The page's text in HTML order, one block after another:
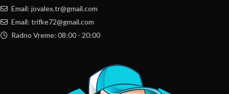
Email: jovalex.tr@gmail.com
Email: trifke72@gmail.com
Radno Vreme: 08:00 - 20:00